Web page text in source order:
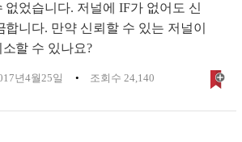
없었습니다. 저널에 IF가 없어도 신
니다. 만약 신뢰할 수 있는 저널이
할 수 있나요?
년4월25일 조회수 24,140